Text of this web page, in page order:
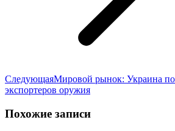
СледующаяСледующая
запись:
Мировой рынок: Украина
экспортеров оружия
Похожие записи